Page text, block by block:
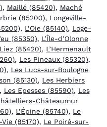
, Maillé (85420), Maché
(85200), Longeville-
, L’Oie (85140), Loge-
(85350), L’Île-d’Olonne
Liez (85420), L’Hermenault
, Les Pineaux (85320),
, Les Lucs-sur-Boulogne
(85130), Les Herbiers
, Les Epesses (85590), Les
Châteaumur
, L’Épine (85740), Le
(85170), Le Poiré-sur-